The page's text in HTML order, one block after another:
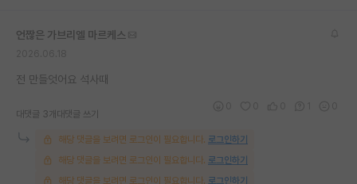
언짢은 가브리엘 마르케스
전 만들엇어요 석사때
대댓글 3개 대댓글 쓰기
해당 댓글을 보려면 로그인이 필요합니다. 로그인하기
해당 댓글을 보려면 로그인이 필요합니다. 로그인하기
해당 댓글을 보려면 로그인이 필요합니다. 로그인하기